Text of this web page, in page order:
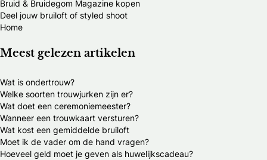
Bruid & Bruidegom Magazine kopen
Deel jouw bruiloft of styled shoot
Home
Meest gelezen artikelen
Wat is ondertrouw?
Welke soorten trouwjurken zijn er?
Wat doet een ceremoniemeester?
Wanneer een trouwkaart versturen?
Wat kost een gemiddelde bruiloft
Moet ik de vader om de hand vragen?
Hoeveel geld moet je geven als huwelijkscadeau?